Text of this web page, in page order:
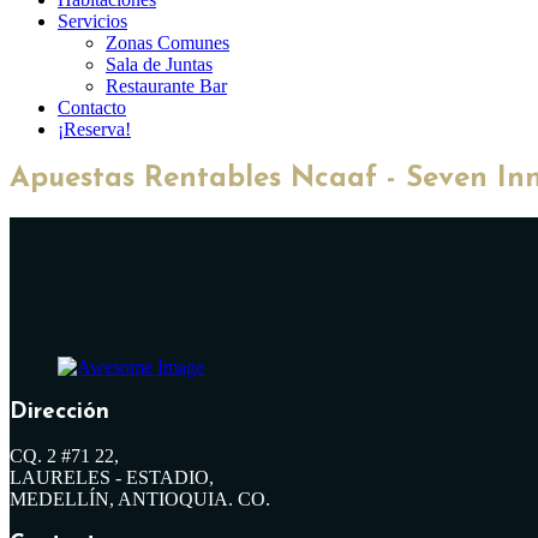
Servicios
Zonas Comunes
Sala de Juntas
Restaurante Bar
Contacto
¡Reserva!
Apuestas Rentables Ncaaf - Seven
Dirección
CQ. 2 #71 22,
LAURELES - ESTADIO,
MEDELLÍN, ANTIOQUIA. CO.